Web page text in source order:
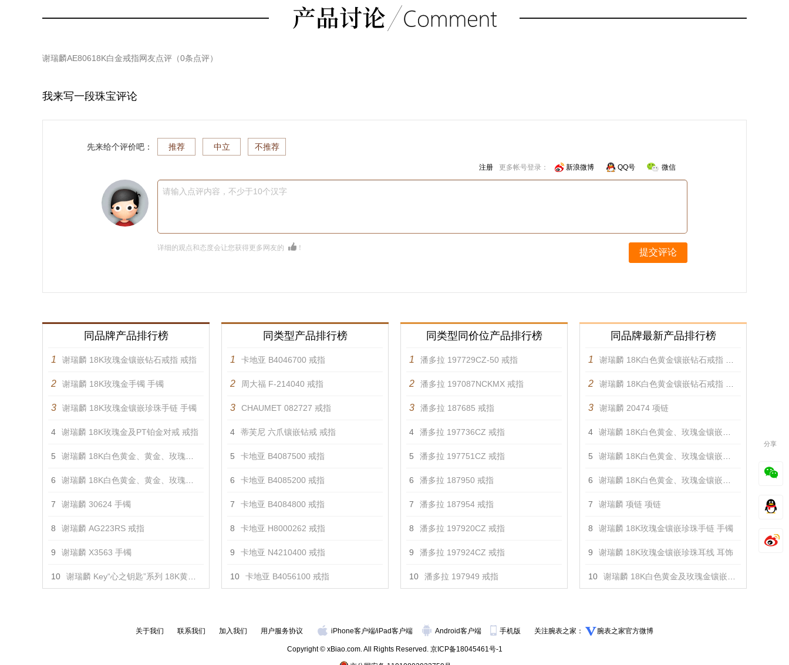
谢瑞麟AE80618K白金戒指网友点评（0条点评）
我来写一段珠宝评论
先来给个评价吧： 推荐 中立 不推荐
注册 更多帐号登录： 新浪微博 QQ号 微信
请输入点评内容，不少于10个汉字
详细的观点和态度会让您获得更多网友的 ！ 提交评论
同品牌产品排行榜
1 谢瑞麟 18K玫瑰金镶嵌钻石戒指 戒指
2 谢瑞麟 18K玫瑰金手镯 手镯
3 谢瑞麟 18K玫瑰金镶嵌珍珠手链 手镯
4 谢瑞麟 18K玫瑰金及PT铂金对戒 戒指
5 谢瑞麟 18K白色黄金、黄金、玫瑰金镶钻对戒 戒指
6 谢瑞麟 18K白色黄金、黄金、玫瑰金镶钻对戒 戒指
7 谢瑞麟 30624 手镯
8 谢瑞麟 AG223RS 戒指
9 谢瑞麟 X3563 手镯
10 谢瑞麟 Key“心之钥匙”系列 18K黄金及白色黄金配镶黄色及白色钻石吊坠（小） 吊坠
同类型产品排行榜
1 卡地亚 B4046700 戒指
2 周大福 F-214040 戒指
3 CHAUMET 082727 戒指
4 蒂芙尼 六爪镶嵌钻戒 戒指
5 卡地亚 B4087500 戒指
6 卡地亚 B4085200 戒指
7 卡地亚 B4084800 戒指
8 卡地亚 H8000262 戒指
9 卡地亚 N4210400 戒指
10 卡地亚 B4056100 戒指
同类型同价位产品排行榜
1 潘多拉 197729CZ-50 戒指
2 潘多拉 197087NCKMX 戒指
3 潘多拉 187685 戒指
4 潘多拉 197736CZ 戒指
5 潘多拉 197751CZ 戒指
6 潘多拉 187950 戒指
7 潘多拉 187954 戒指
8 潘多拉 197920CZ 戒指
9 潘多拉 197924CZ 戒指
10 潘多拉 197949 戒指
同品牌最新产品排行榜
1 谢瑞麟 18K白色黄金镶嵌钻石戒指 戒指
2 谢瑞麟 18K白色黄金镶嵌钻石戒指 戒指
3 谢瑞麟 20474 项链
4 谢瑞麟 18K白色黄金、玫瑰金镶嵌钻石戒指 戒指
5 谢瑞麟 18K白色黄金、玫瑰金镶嵌钻石手链 手镯
6 谢瑞麟 18K白色黄金、玫瑰金镶嵌钻石项链 项链
7 谢瑞麟 项链 项链
8 谢瑞麟 18K玫瑰金镶嵌珍珠手链 手镯
9 谢瑞麟 18K玫瑰金镶嵌珍珠耳线 耳饰
10 谢瑞麟 18K白色黄金及玫瑰金镶嵌钻石耳钉 耳饰
关于我们 联系我们 加入我们 用户服务协议 iPhone客户端/iPad客户端 Android客户端 手机版 关注腕表之家： 腕表之家官方微博
Copyright © xBiao.com. All Rights Reserved. 京ICP备18045461号-1
分享